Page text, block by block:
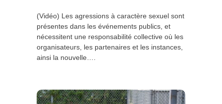
(Vidéo) Les agressions à caractère sexuel sont
présentes dans les événements publics, et
nécessitent une responsabilité collective où les
organisateurs, les partenaires et les instances,
ainsi la nouvelle….